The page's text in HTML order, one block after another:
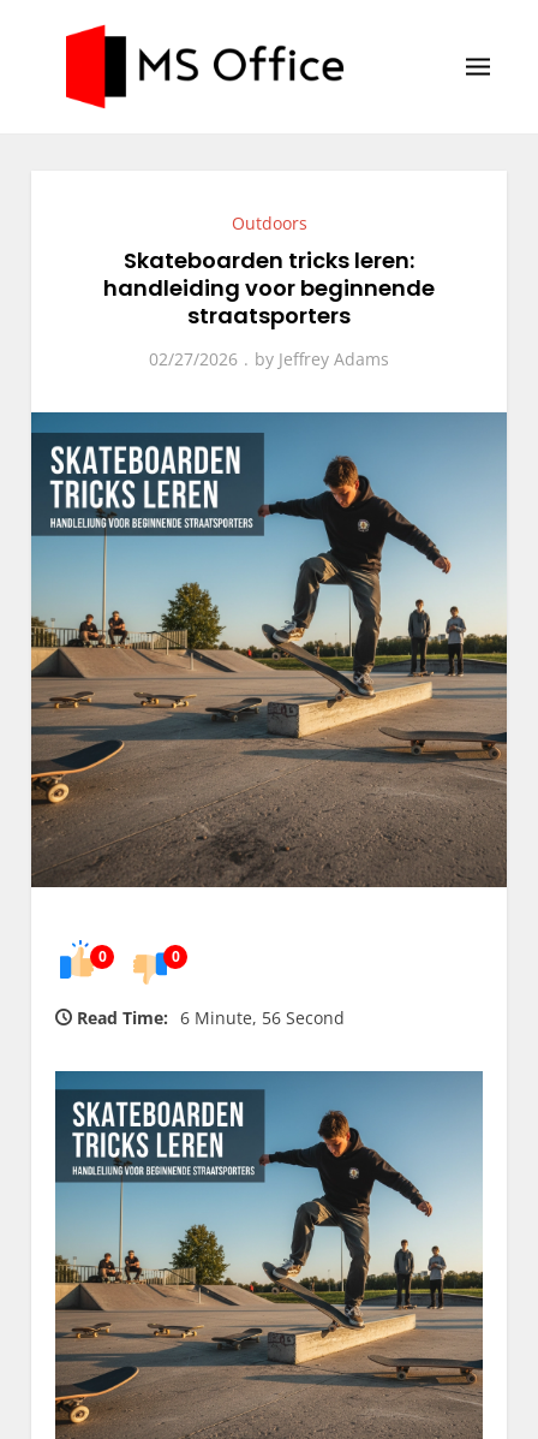
Outdoors
Skateboarden tricks leren:
handleiding voor beginnende
straatsporters
02/27/2026 by Jeffrey Adams
0 0
Read Time: 6 Minute, 56 Second